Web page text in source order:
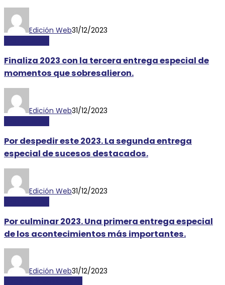
Edición Web31/12/2023
Finaliza 2023 con la tercera entrega especial de
momentos que sobresalieron.
Edición Web31/12/2023
Por despedir este 2023. La segunda entrega
especial de sucesos destacados.
Edición Web31/12/2023
Por culminar 2023. Una primera entrega especial
de los acontecimientos más importantes.
Edición Web31/12/2023